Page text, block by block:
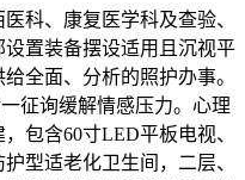
、康复医学科及查验、
置装备摆设适用且沉视平
全面、分析的照护办事。
征询缓解情感压力。心理
包含60寸LED平板电视、
型适老化卫生间，二层、